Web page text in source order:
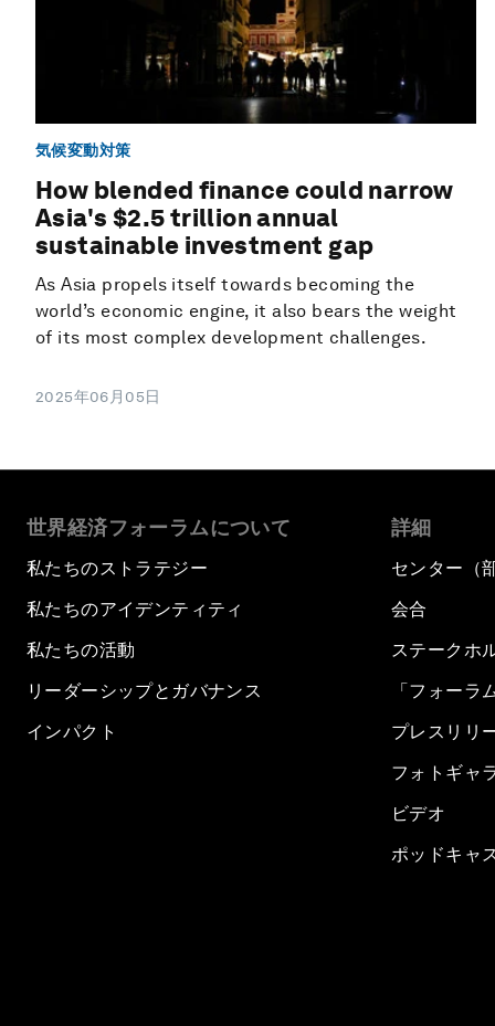
気候変動対策
How blended finance could narrow
Asia's $2.5 trillion annual
sustainable investment gap
As Asia propels itself towards becoming the
world’s economic engine, it also bears the weight
of its most complex development challenges.
2025年06月05日
世界経済フォーラムについて
私たちのストラテジー
私たちのアイデンティティ
私たちの活動
リーダーシップとガバナンス
インパクト
詳細
センター（
会合
ステークホ
「フォーラ
プレスリリ
フォトギャ
ビデオ
ポッドキャ